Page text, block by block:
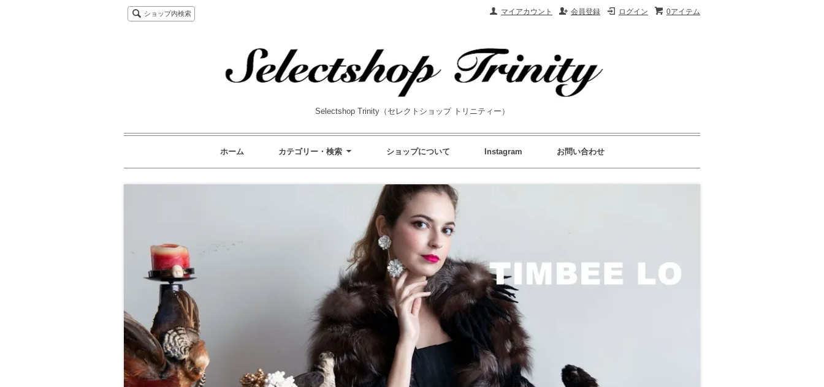
0アイテム
ログイン
会員登録
マイアカウント
ショップ内検索
Selectshop Trinity（セレクトショップ トリニティー）
ホーム カテゴリー・検索 ショップについて Instagram お問い合わせ